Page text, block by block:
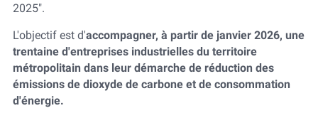
2025".
L'objectif est d'accompagner, à partir de janvier 2026, une
trentaine d'entreprises industrielles du territoire
métropolitain dans leur démarche de réduction des
émissions de dioxyde de carbone et de consommation
d'énergie.